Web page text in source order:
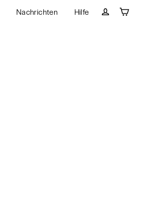
Nachrichten
Hilfe